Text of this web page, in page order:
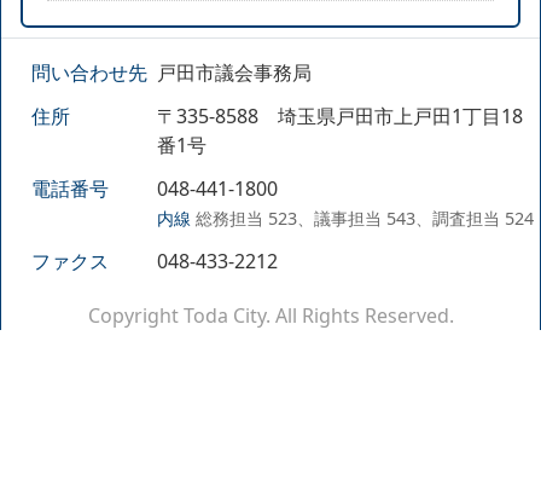
問い合わせ先 戸田市議会事務局
住所
〒335-8588 埼玉県戸田市上戸田1丁目18
番1号
電話番号
048-441-1800
内線 総務担当 523、議事担当 543、調査担当 524
ファクス 048-433-2212
Copyright Toda City. All Rights Reserved.